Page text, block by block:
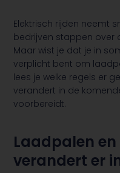
Elektrisch rijden neemt
bedrijven stappen over
Maar wist je dat je in
verplicht bent om
lees je welke regels er
verandert in de
voorbereidt.
Laadpalen
verandert er